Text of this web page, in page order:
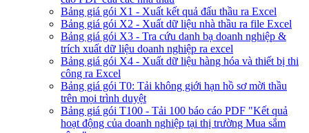
Bảng giá gói X1 - Xuất kết quả đấu thầu ra Excel
Bảng giá gói X2 - Xuất dữ liệu nhà thầu ra file Excel
Bảng giá gói X3 - Tra cứu danh bạ doanh nghiệp &
trích xuất dữ liệu doanh nghiệp ra excel
Bảng giá gói X4 - Xuất dữ liệu hàng hóa và thiết bị thi
công ra Excel
Bảng giá gói T0: Tải không giới hạn hồ sơ mời thầu
trên mọi trình duyệt
Bảng giá gói T100 - Tải 100 báo cáo PDF "Kết quả
hoạt động của doanh nghiệp tại thị trường Mua sắm